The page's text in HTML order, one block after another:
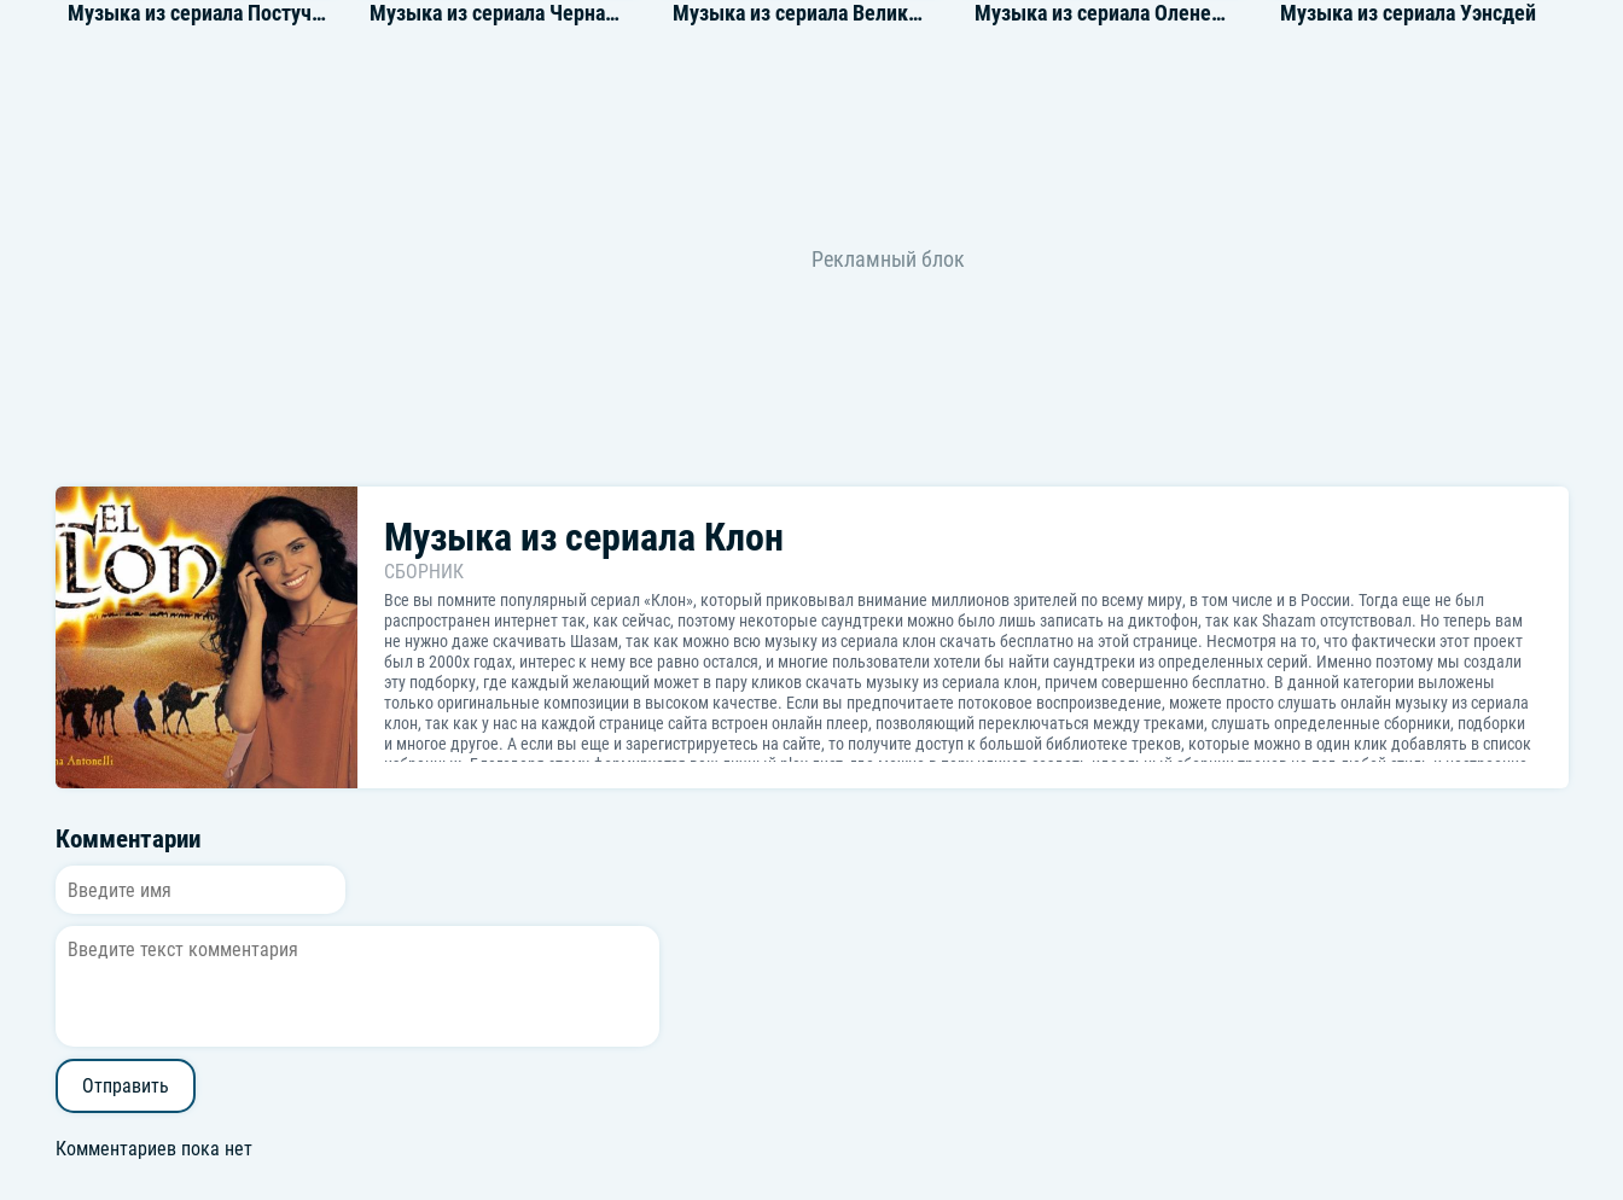
Музыка из сериала Клон
СБОРНИК
Все вы помните популярный сериал «Клон», который приковывал внимание миллионов зрителей по всему миру, в том числе и в России. Тогда еще не был
распространен интернет так, как сейчас, поэтому некоторые саундтреки можно было лишь записать на диктофон, так как Shazam отсутствовал. Но теперь вам
не нужно даже скачивать Шазам, так как можно всю музыку из сериала клон скачать бесплатно на этой странице. Несмотря на то, что фактически этот проект
был в 2000х годах, интерес к нему все равно остался, и многие пользователи хотели бы найти саундтреки из определенных серий. Именно поэтому мы создали
эту подборку, где каждый желающий может в пару кликов скачать музыку из сериала клон, причем совершенно бесплатно. В данной категории выложены
только оригинальные композиции в высоком качестве. Если вы предпочитаете потоковое воспроизведение, можете просто слушать онлайн музыку из сериала
клон, так как у нас на каждой странице сайта встроен онлайн плеер, позволяющий переключаться между треками, слушать определенные сборники, подборки
и многое другое. А если вы еще и зарегистрируетесь на сайте, то получите доступ к большой библиотеке треков, которые можно в один клик добавлять в список
избранных. Благодаря этому формируется ваш личный play-лист, где можно в пару кликов создать идеальный сборник треков на под любой стиль и настроение.
Музыка из сериала Постучись в мою дверь Музыка из сериала Черная любовь Музыка из сериала Великолепный век Музыка из сериала Олененок Музыка из сериала Уэнсдей
Комментарии
Отправить
Комментариев пока нет